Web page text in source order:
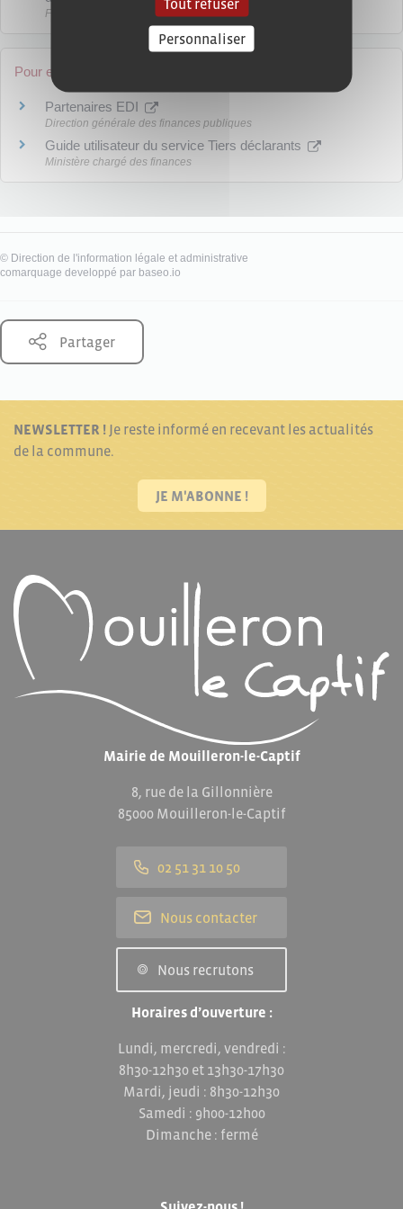
Fiscalité
Pour en savoir plus
Partenaires EDI
Direction générale des finances publiques
Guide utilisateur du service Tiers déclarants
Ministère chargé des finances
© Direction de l'information légale et administrative
comarquage developpé par baseo.io
Partager
NEWSLETTER ! Je reste informé en recevant les actualités
de la commune.
JE M'ABONNE !
Mairie de Mouilleron-le-Captif
8, rue de la Gillonnière
85000 Mouilleron-le-Captif
02 51 31 10 50
Nous contacter
Nous recrutons
Horaires d’ouverture :
Lundi, mercredi, vendredi :
8h30-12h30 et 13h30-17h30
Mardi, jeudi : 8h30-12h30
Samedi : 9h00-12h00
Dimanche : fermé
Personnaliser